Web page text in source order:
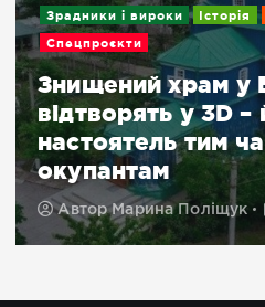
Зрадники і вироки Історія
Спецпроєкти
Знищений храм у
відтворять у 3D –
настоятель тим
окупантам
Автор Марина Поліщук